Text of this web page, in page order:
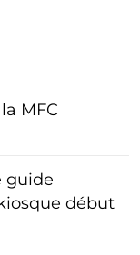
MFC
guide
début